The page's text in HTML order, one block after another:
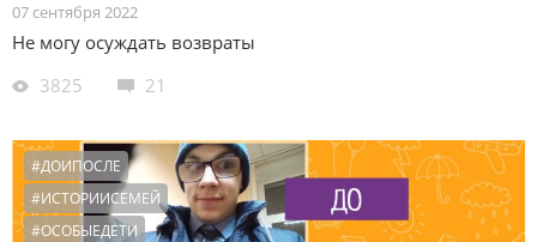
07 сентября 2022
Не могу осуждать возвраты
3825
21
#ДОИПОСЛЕ
#ИСТОРИИСЕМЕЙ
#ОСОБЫЕДЕТИ